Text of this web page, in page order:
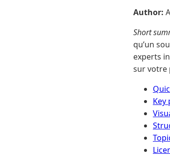
Author:
Short
qu’un
experts
sur votre
Key